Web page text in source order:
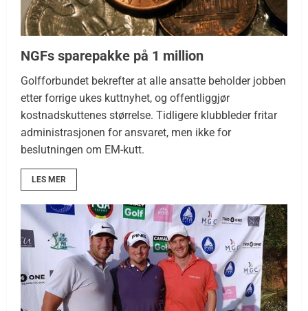
NGFs sparepakke på 1 million
Golfforbundet bekrefter at alle ansatte beholder jobben
etter forrige ukes kuttnyhet, og offentliggjør
kostnadskuttenes størrelse. Tidligere klubbleder fritar
administrasjonen for ansvaret, men ikke for
beslutningen om EM-kutt.
LES MER